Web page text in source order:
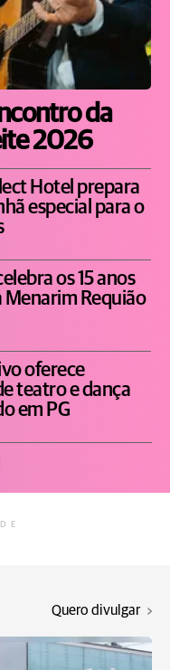
da
2026
Hotel prepara
especial para o
os 15 anos
Menarim Requião
oferece
teatro e dança
em PG
Quero divulgar